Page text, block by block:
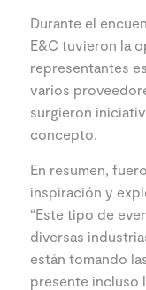
Durante el
E&C tuvieron la
representantes
varios
surgieron
concepto.
En resumen,
inspiración y
“Este tipo de
diversas
están tomando
presente incluso